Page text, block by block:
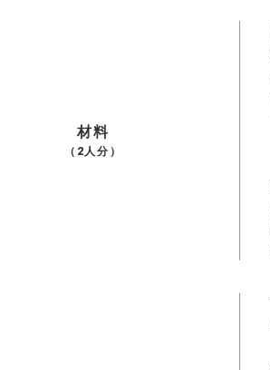
材料
（2人分）